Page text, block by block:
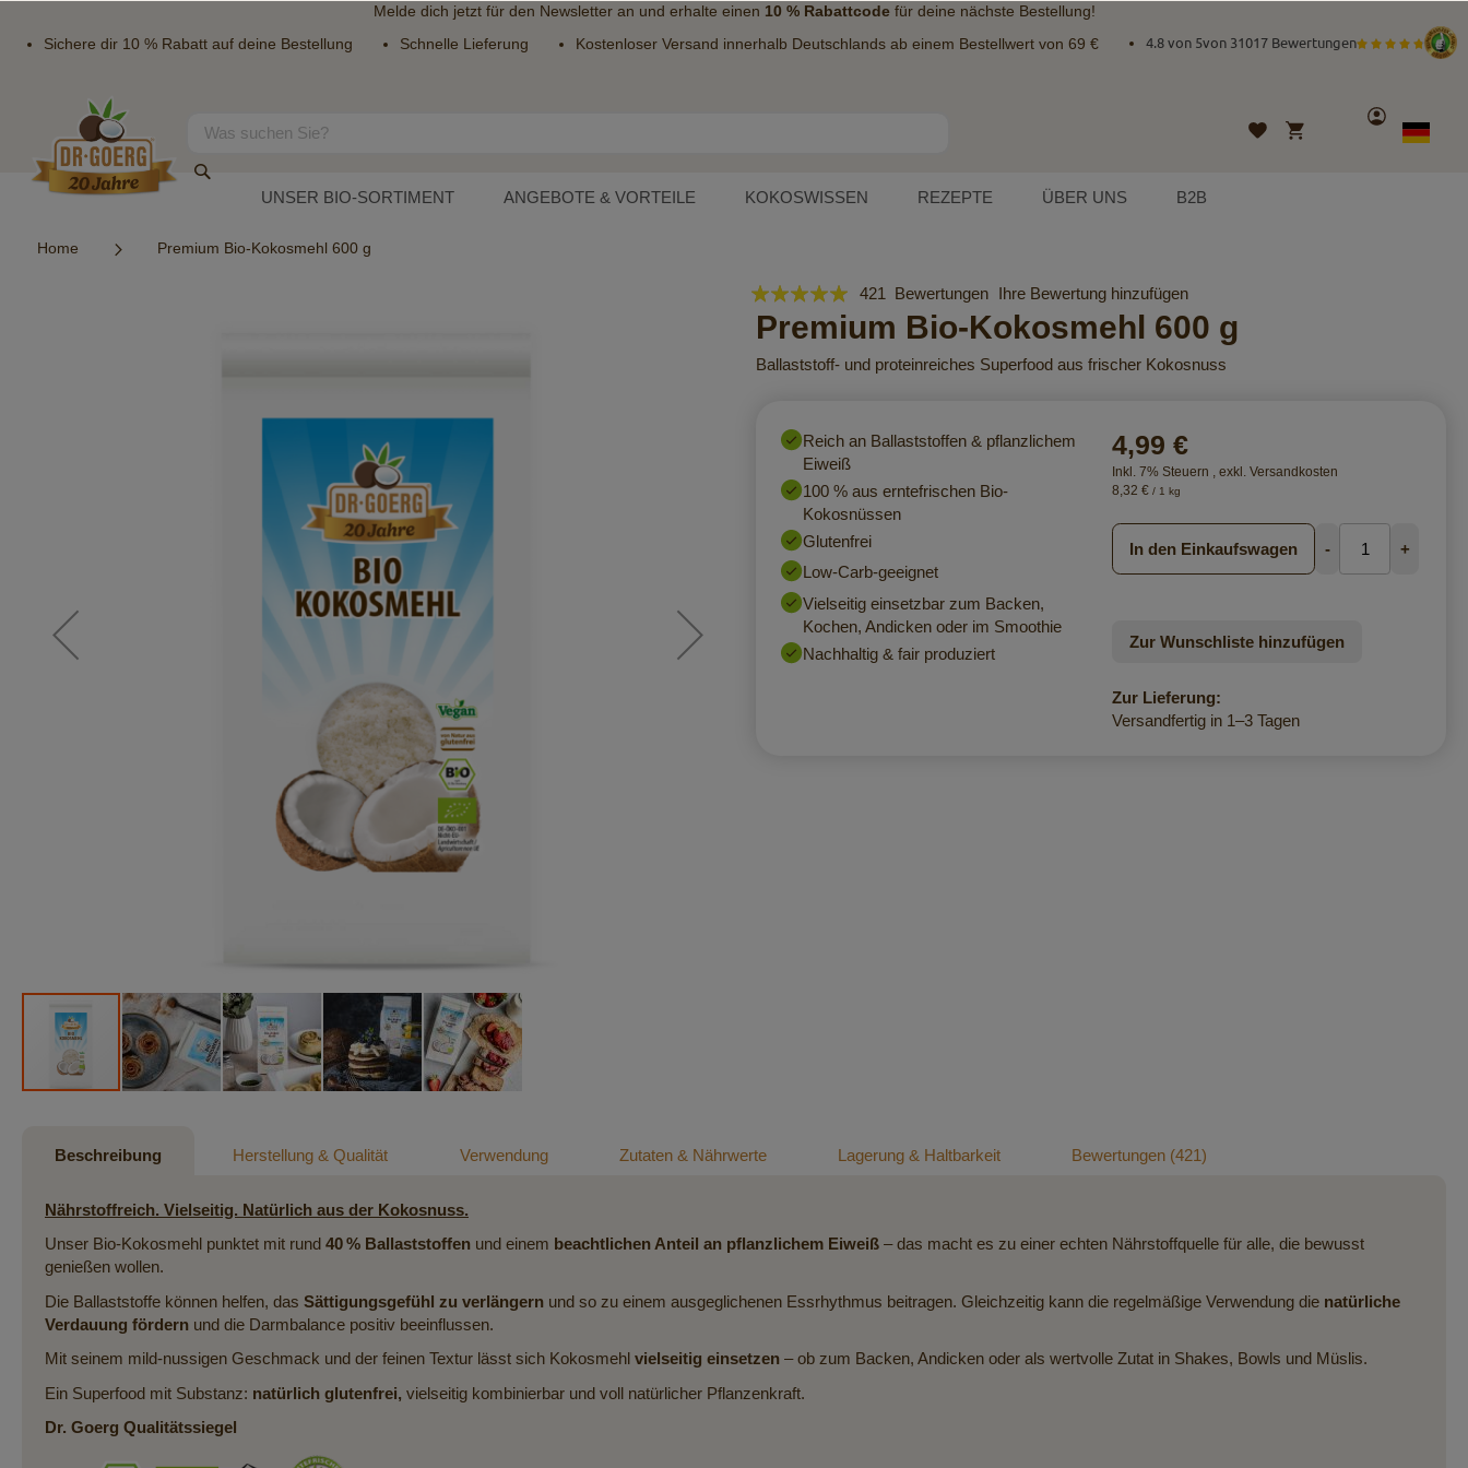
Melde dich jetzt für den Newsletteran und erhalte einen 10 % Rabattcodefür deine nächste Bestellung!
Sichere dir 10 % Rabatt auf deine Bestellung
Schnelle Lieferung Kostenloser Versand innerhalb Deutschlands ab einem Bestellwert von 69 € 4.8 von 5von 31017 Bewertungen
Inhalt
Suche
Wunschliste
Mein Warenkorb
Konto
Sprache
German
UNSER BIO-SORTIMENT ANGEBOTE & VORTEILE KOKOSWISSEN REZEPTE ÜBER UNS B2B
Home Premium Bio-Kokosmehl 600 g
Bewertung:
98
% of100
421 Bewertungen Ihre Bewertung hinzufügen
Premium Bio-Kokosmehl 600 g
Ballaststoff- und proteinreiches Superfood aus frischer Kokosnuss
Reich an Ballaststoffen & pflanzlichem
Eiweiß
100 % aus erntefrischen Bio-
Kokosnüssen
Glutenfrei
Low-Carb-geeignet
Vielseitig einsetzbar zum Backen,
Kochen, Andicken oder im Smoothie
Nachhaltig & fair produziert
4,99 €
Inkl. 7% Steuern , exkl. Versandkosten
8,32 € / 1 kg
In den Einkaufswagen - +
Zur Wunschliste hinzufügen
Zur Lieferung:
Versandfertig in 1–3 Tagen
Beschreibung
Nährstoffreich. Vielseitig. Natürlich aus der Kokosnuss.
Unser Bio-Kokosmehl punktet mit rund 40 % Ballaststoffen und einem beachtlichen Anteil an pflanzlichem Eiweiß – das macht es zu einer echten Nährstoffquelle für alle, die bewusst
genießen wollen.
Die Ballaststoffe können helfen, das Sättigungsgefühl zu verlängern und so zu einem ausgeglichenen Essrhythmus beitragen. Gleichzeitig kann die regelmäßige Verwendung die natürliche
Verdauung fördern und die Darmbalance positiv beeinflussen.
Mit seinem mild-nussigen Geschmack und der feinen Textur lässt sich Kokosmehl vielseitig einsetzen – ob zum Backen, Andicken oder als wertvolle Zutat in Shakes, Bowls und Müslis.
Ein Superfood mit Substanz: natürlich glutenfrei, vielseitig kombinierbar und voll natürlicher Pflanzenkraft.
Dr. Goerg Qualitätssiegel
Herstellung & Qualität Verwendung Zutaten & Nährwerte Lagerung & Haltbarkeit Bewertungen 421